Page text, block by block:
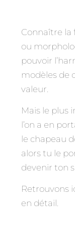
Connaître la
ou
pouvoir
modèles de
valeur.
Mais le plus
l’on a en
le chapeau
alors tu le
devenir ton
Retrouvons
en détail.